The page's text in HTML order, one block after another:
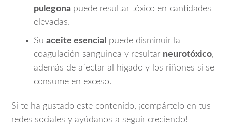
pulegona puede resultar tóxico en cantidades
elevadas.
Su aceite esencial puede disminuir la
coagulación sanguínea y resultar neurotóxico,
además de afectar al hígado y los riñones si se
consume en exceso.
Si te ha gustado este contenido, ¡compártelo en tus
redes sociales y ayúdanos a seguir creciendo!